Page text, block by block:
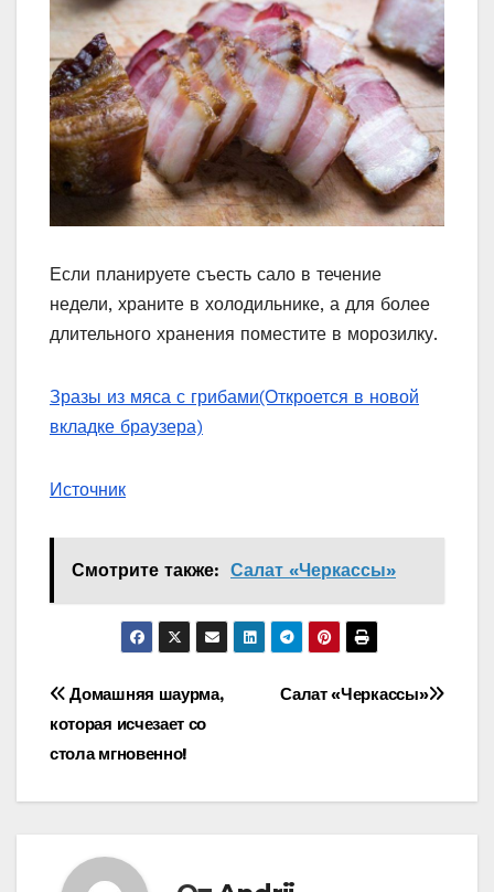
Если планируете съесть сало в течение
недели, храните в холодильнике, а для более
длительного хранения поместите в морозилку.
Зразы из мяса с грибами(Откроется в новой
вкладке браузера)
Источник
Смотрите также: Салат «‎Черкассы»‎
Навигация
по
записям
Салат «‎Черкассы»‎
Домашняя шаурма,
которая исчезает со
стола мгновенно!